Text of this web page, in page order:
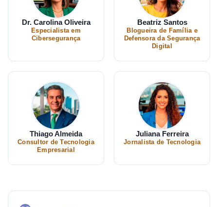
Dr. Carolina Oliveira
Especialista em
Cibersegurança
Beatriz Santos
Blogueira de Família e
Defensora da Segurança
Digital
Thiago Almeida
Consultor de Tecnologia
Empresarial
Juliana Ferreira
Jornalista de Tecnologia